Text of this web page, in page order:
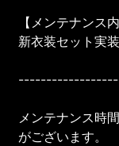
【メンテナンス内
新衣装セット実装
メンテナンス時
がございます。